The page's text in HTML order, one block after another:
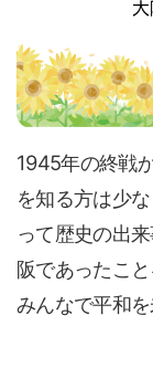
1945年の終戦
を知る方は少
って歴史の出
阪であったこ
みんなで平和を